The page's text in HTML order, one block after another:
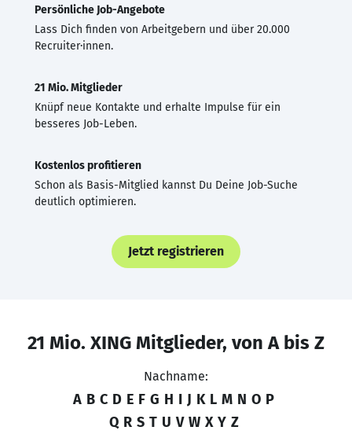
Persönliche Job-Angebote
Lass Dich finden von Arbeitgebern und über 20.000
Recruiter·innen.
21 Mio. Mitglieder
Knüpf neue Kontakte und erhalte Impulse für ein
besseres Job-Leben.
Kostenlos profitieren
Schon als Basis-Mitglied kannst Du Deine Job-Suche
deutlich optimieren.
Jetzt registrieren
21 Mio. XING Mitglieder, von A bis Z
Nachname:
A B C D E F G H I J K L M N O P
Q R S T U V W X Y Z